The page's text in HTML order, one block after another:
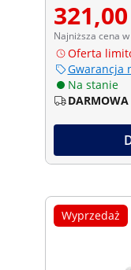
321,00
Najniższa cena
Oferta
Gwarancja
Na stanie
Wyprzedaż